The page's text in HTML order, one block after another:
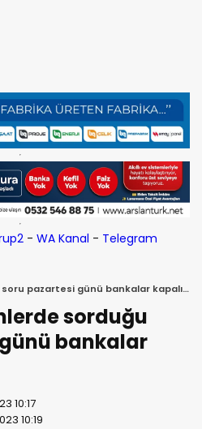
- WA Kanal - Telegram
pazartesi günü bankalar kapalı
sorduğu
bankalar
10:17
10:19